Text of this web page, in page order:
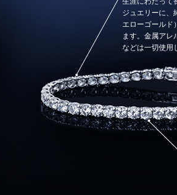
ジュエリーに、
エローゴールド
ます。金属アレ
などは一切使用